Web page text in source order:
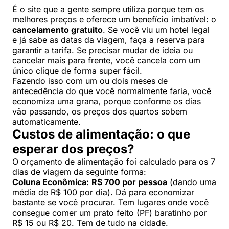
É o site que a gente sempre utiliza porque tem os
melhores preços e oferece um benefício imbatível: o
cancelamento gratuito. Se você viu um hotel legal
e já sabe as datas da viagem, faça a reserva para
garantir a tarifa. Se precisar mudar de ideia ou
cancelar mais para frente, você cancela com um
único clique de forma super fácil.
Fazendo isso com um ou dois meses de
antecedência do que você normalmente faria, você
economiza uma grana, porque conforme os dias
vão passando, os preços dos quartos sobem
automaticamente.
Custos de alimentação: o que
esperar dos preços?
O orçamento de alimentação foi calculado para os 7
dias de viagem da seguinte forma:
Coluna Econômica: R$ 700 por pessoa (dando uma
média de R$ 100 por dia). Dá para economizar
bastante se você procurar. Tem lugares onde você
consegue comer um prato feito (PF) baratinho por
R$ 15 ou R$ 20. Tem de tudo na cidade.